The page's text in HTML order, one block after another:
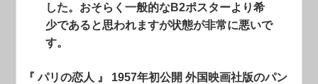
した。おそらく一般的なB2ポスターより希
少であると思われますが状態が非常に悪いで
す。
『 パリの恋人 』 1957年初公開 外国映画社版のパン